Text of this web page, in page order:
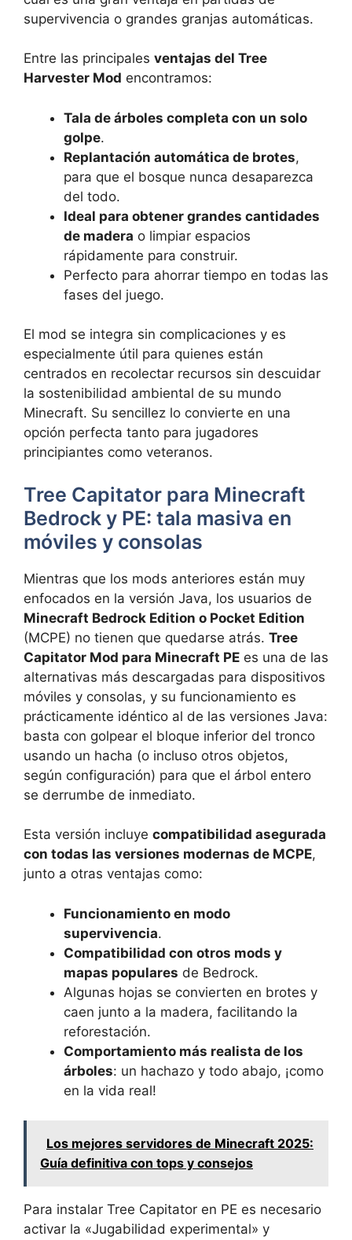
supervivencia o grandes granjas automáticas.
Entre las principales ventajas del Tree
Harvester Mod encontramos:
Tala de árboles completa con un solo
golpe.
Replantación automática de brotes,
para que el bosque nunca desaparezca
del todo.
Ideal para obtener grandes cantidades
de madera o limpiar espacios
rápidamente para construir.
Perfecto para ahorrar tiempo en todas las
fases del juego.
El mod se integra sin complicaciones y es
especialmente útil para quienes están
centrados en recolectar recursos sin descuidar
la sostenibilidad ambiental de su mundo
Minecraft. Su sencillez lo convierte en una
opción perfecta tanto para jugadores
principiantes como veteranos.
Tree Capitator para Minecraft
Bedrock y PE: tala masiva en
móviles y consolas
Mientras que los mods anteriores están muy
enfocados en la versión Java, los usuarios de
Minecraft Bedrock Edition o Pocket Edition
(MCPE) no tienen que quedarse atrás. Tree
Capitator Mod para Minecraft PE es una de las
alternativas más descargadas para dispositivos
móviles y consolas, y su funcionamiento es
prácticamente idéntico al de las versiones Java:
basta con golpear el bloque inferior del tronco
usando un hacha (o incluso otros objetos,
según configuración) para que el árbol entero
se derrumbe de inmediato.
Esta versión incluye compatibilidad asegurada
con todas las versiones modernas de MCPE,
junto a otras ventajas como:
Funcionamiento en modo
supervivencia.
Compatibilidad con otros mods y
mapas populares de Bedrock.
Algunas hojas se convierten en brotes y
caen junto a la madera, facilitando la
reforestación.
Comportamiento más realista de los
árboles: un hachazo y todo abajo, ¡como
en la vida real!
Los mejores servidores de Minecraft 2025:
Guía definitiva con tops y consejos
Para instalar Tree Capitator en PE es necesario
activar la «Jugabilidad experimental» y